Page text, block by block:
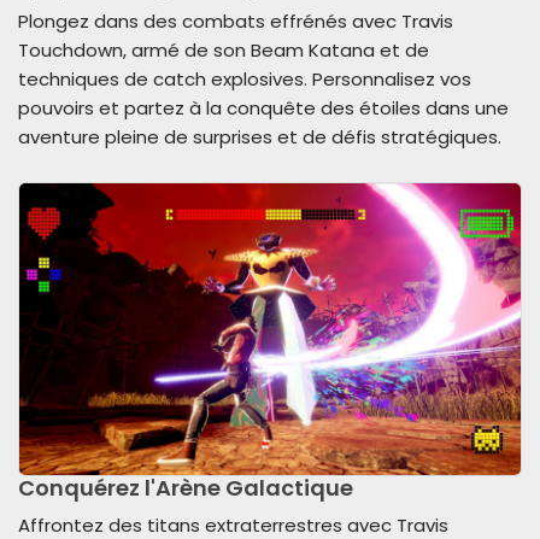
Plongez dans des combats effrénés avec Travis
Touchdown, armé de son Beam Katana et de
techniques de catch explosives. Personnalisez vos
pouvoirs et partez à la conquête des étoiles dans une
aventure pleine de surprises et de défis stratégiques.
Conquérez l'Arène Galactique
Affrontez des titans extraterrestres avec Travis